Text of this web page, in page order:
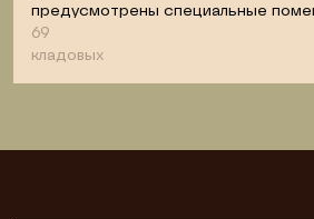
предусмотрены специальные
69
кладовых